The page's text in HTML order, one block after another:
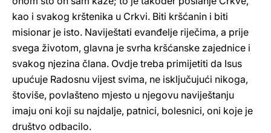
kao i svakog krštenika u Crkvi. Biti kršćanin i biti
misionar je isto. Naviještati evanđelje riječima, a prije
svega životom, glavna je svrha kršćanske zajednice i
svakog njezina člana. Ovdje treba primijetiti da Isus
upućuje Radosnu vijest svima, ne isključujući nikoga,
štoviše, povlašteno mjesto u njegovu naviještanju
imaju oni koji su najdalje, patnici, bolesnici, oni koje je
društvo odbacilo.